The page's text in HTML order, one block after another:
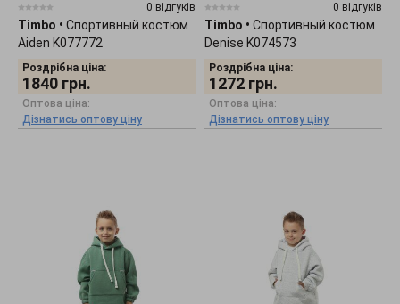
0 відгуків
Timbo • Спортивный костюм
Aiden K077772
Роздрібна ціна:
1840 грн.
Оптова ціна:
Дізнатись оптову ціну
0 відгуків
Timbo • Спортивный костюм
Denise K074573
Роздрібна ціна:
1272 грн.
Оптова ціна:
Дізнатись оптову ціну